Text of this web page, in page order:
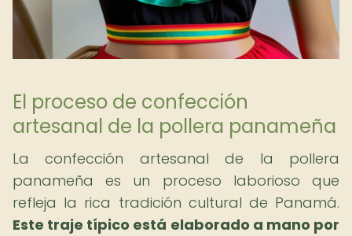
El proceso de confección
artesanal de la pollera panameña
La confección artesanal de la pollera
panameña es un proceso laborioso que
refleja la rica tradición cultural de Panamá.
Este traje típico está elaborado a mano por